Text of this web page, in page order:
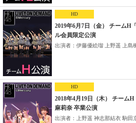
HD
2019年6月7日（金） チームH
ル会員限定公演
出演者：伊藤優絵瑠 上野遥 上島
HD
2018年4月19日（木） チーム
麻莉奈 卒業公演
出演者：上野遥 神志那結衣 駒田